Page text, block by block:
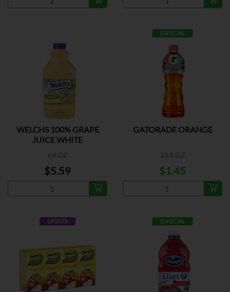
WELCHS 100% GRAPE
JUICE WHITE
64 OZ
$5.59
ESPECIAL
GATORADE ORANGE
33.8 OZ
$1.45
OFERTA ESPECIAL